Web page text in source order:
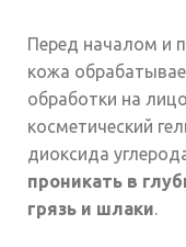
Перед началом и
кожа
обработки на
косметический
диоксида
проникать в
грязь и шлаки.